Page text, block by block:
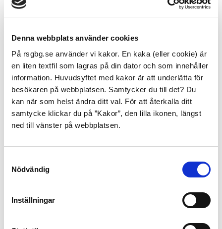
Denna webbplats använder cookies
På rsgbg.se använder vi kakor. En kaka (eller cookie) är
en liten textfil som lagras på din dator och som innehåller
information. Huvudsyftet med kakor är att underlätta för
besökaren på webbplatsen. Samtycker du till det? Du
kan när som helst ändra ditt val. För att återkalla ditt
samtycke klickar du på ”Kakor”, den lilla ikonen, längst
ned till vänster på webbplatsen.
Nödvändig
Inställningar
medarbetarundersökningar, företagshälsovård).
Överföring till tredje land. Överföring till tredje
land betyder att uppgifter lämnas till länder
utanför EU och EES-länderna Norge, Island och
Liechtenstein.
Hur länge sparar vi dina
offentlighetsprincipen och det svenska regelverket
personuppgifter kommer att hanteras den tid som det
behövs och i vissa fall för all framtid enligt